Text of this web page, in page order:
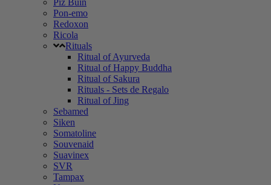
Piz Buin
Pon-emo
Redoxon
Ricola
Rituals
Ritual of Ayurveda
Ritual of Happy Buddha
Ritual of Sakura
Rituals - Sets de Regalo
Ritual of Jing
Sebamed
Siken
Somatoline
Souvenaid
Suavinex
SVR
Tampax